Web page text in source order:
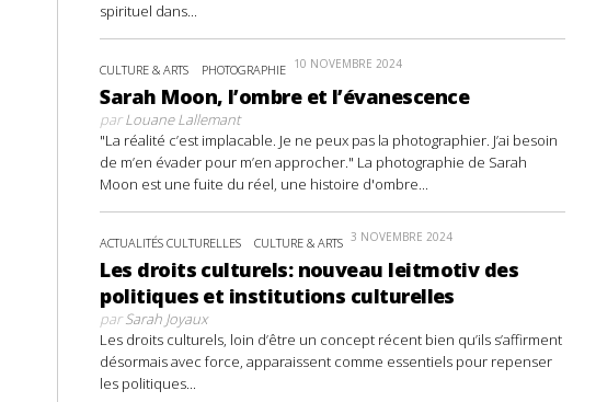
spirituel dans...
CULTURE & ARTS PHOTOGRAPHIE 10 NOVEMBRE 2024
Sarah Moon, l’ombre et l’évanescence
parLouane Lallemant
"La réalité c’est implacable. Je ne peux pas la photographier. J’ai besoin
de m’en évader pour m’en approcher." La photographie de Sarah
Moon est une fuite du réel, une histoire d'ombre...
ACTUALITÉS CULTURELLES CULTURE & ARTS 3 NOVEMBRE 2024
Les droits culturels: nouveau leitmotiv des
politiques et institutions culturelles
parSarah Joyaux
Les droits culturels, loin d’être un concept récent bien qu’ils s’affirment
désormais avec force, apparaissent comme essentiels pour repenser
les politiques...